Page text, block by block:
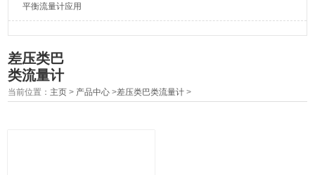
平衡流量计应用
差压类巴
类流量计
当前位置： 主页 > 产品中心 >差压类巴类流量计 >